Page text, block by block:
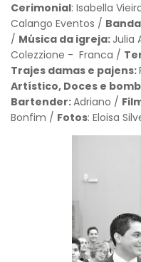
Cerimonial: Isabella
Calango Eventos /
/ Música da igreja: Julia
Colezzione - Franca /
Trajes damas e pajens:
Artístico, Doces e
Bartender:Adriano /
Bonfim / Fotos: Eloisa